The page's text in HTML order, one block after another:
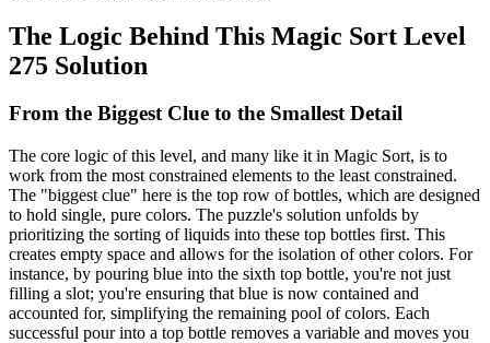
The Logic Behind This Magic Sort Level
275 Solution
From the Biggest Clue to the Smallest Detail
The core logic of this level, and many like it in Magic Sort, is to
work from the most constrained elements to the least constrained.
The "biggest clue" here is the top row of bottles, which are designed
to hold single, pure colors. The puzzle's solution unfolds by
prioritizing the sorting of liquids into these top bottles first. This
creates empty space and allows for the isolation of other colors. For
instance, by pouring blue into the sixth top bottle, you're not just
filling a slot; you're ensuring that blue is now contained and
accounted for, simplifying the remaining pool of colors. Each
successful pour into a top bottle removes a variable and moves you